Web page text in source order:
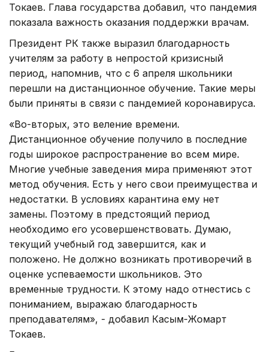
Токаев. Глава государства добавил, что пандемия
показала важность оказания поддержки врачам.
Президент РК также выразил благодарность
учителям за работу в непростой кризисный
период, напомнив, что с 6 апреля школьники
перешли на дистанционное обучение. Такие меры
были приняты в связи с пандемией коронавируса.
«Во-вторых, это веление времени.
Дистанционное обучение получило в последние
годы широкое распространение во всем мире.
Многие учебные заведения мира применяют этот
метод обучения. Есть у него свои преимущества и
недостатки. В условиях карантина ему нет
замены. Поэтому в предстоящий период
необходимо его усовершенствовать. Думаю,
текущий учебный год завершится, как и
положено. Не должно возникать противоречий в
оценке успеваемости школьников. Это
временные трудности. К этому надо отнестись с
пониманием, выражаю благодарность
преподавателям», - добавил Касым-Жомарт
Токаев.